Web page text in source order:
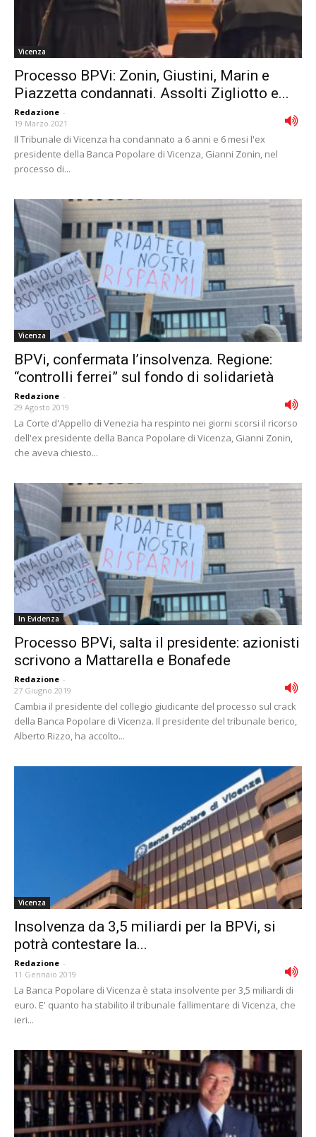
Vicenza
Processo BPVi: Zonin, Giustini, Marin e
Piazzetta condannati. Assolti Zigliotto e...
Redazione -
19 Marzo 2021
Il Tribunale di Vicenza ha condannato a 6 anni e 6 mesi l'ex
presidente della Banca Popolare di Vicenza, Gianni Zonin, nel
processo di...
Vicenza
BPVi, confermata l’insolvenza. Regione:
“controlli ferrei” sul fondo di solidarietà
Redazione -
29 Agosto 2019
La Corte d'Appello di Venezia ha respinto nei giorni scorsi il ricorso
dell'ex presidente della Banca Popolare di Vicenza, Gianni Zonin,
che aveva chiesto...
In Evidenza
Processo BPVi, salta il presidente: azionisti
scrivono a Mattarella e Bonafede
Redazione -
27 Giugno 2019
Cambia il presidente del collegio giudicante del processo sul crack
della Banca Popolare di Vicenza. Il presidente del tribunale berico,
Alberto Rizzo, ha accolto...
Vicenza
Insolvenza da 3,5 miliardi per la BPVi, si
potrà contestare la...
Redazione -
11 Gennaio 2019
La Banca Popolare di Vicenza è stata insolvente per 3,5 miliardi di
euro. E' quanto ha stabilito il tribunale fallimentare di Vicenza, che
ieri...